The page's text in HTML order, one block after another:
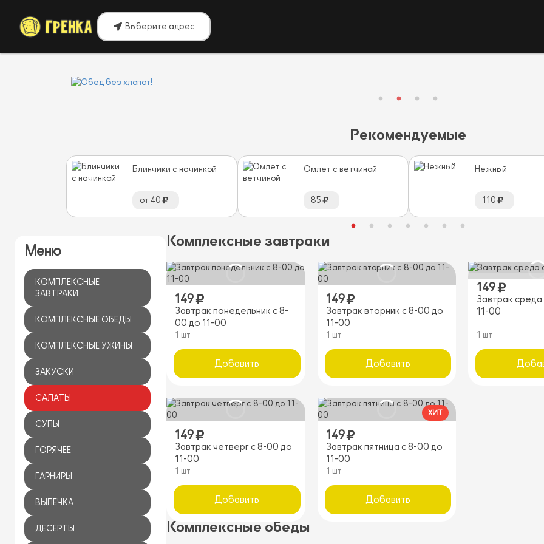
Выберите адрес
Рекомендуемые
Блинчики с начинкой
от 40
Омлет с ветчиной
85
Нежный
110
Меню
КОМПЛЕКСНЫЕ
ЗАВТРАКИ
КОМПЛЕКСНЫЕ ОБЕДЫ
КОМПЛЕКСНЫЕ УЖИНЫ
ЗАКУСКИ
САЛАТЫ
СУПЫ
ГОРЯЧЕЕ
ГАРНИРЫ
ВЫПЕЧКА
ДЕСЕРТЫ
Комплексные завтраки
149
Завтрак понедельник с 8-
00 до 11-00
1 шт
Добавить
149
Завтрак вторник с 8-00 до
11-00
1 шт
Добавить
149
Завтрак
11-00
1 шт
149
Завтрак четверг с 8-00 до
11-00
1 шт
Добавить
149
Завтрак пятница с 8-00 до
11-00
1 шт
Добавить
ХИТ
Комплексные обеды